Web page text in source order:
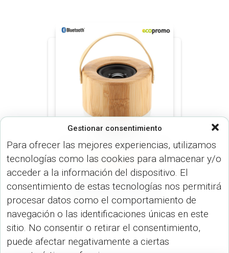
Gestionar consentimiento
Para ofrecer las mejores experiencias, utilizamos
tecnologías como las cookies para almacenar y/o
acceder a la información del dispositivo. El
consentimiento de estas tecnologías nos permitirá
procesar datos como el comportamiento de
navegación o las identificaciones únicas en este
sitio. No consentir o retirar el consentimiento,
puede afectar negativamente a ciertas
SPEAKERS PARLANTES (DISP.
TECNOLÓGICOS)
Speaker Bluetooth
Ringo Bamboo TE-545